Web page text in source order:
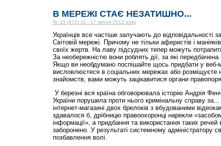
В МЕРЕЖІ СТАЄ НЕЗАТИШНО...
№ 15 (472) 11 - 17 квітня 2012 року
Українців все частіше залучають до відповідальності
Світовій мережі. Причому не тільки аферистів і
своїх жертв. На лаву підсудних тепер можуть
За необереж­ністю вони роблять дії, за які передбачена
Якщо ви необдумано поспішайте щось придбати у веб-
висловлюєтеся в соціальних мережах або розміщуєте
знайомств, вами можуть зацікавитися органи
У березні вся країна обговорювала історію Андрія
України порушила проти нього кримінальну справу
інтернет-магазині двох брелоків з вбудованими
здавалося б, дрібницю правоохоронці нарекли
інформації», а придбання та використання таких речей
заборонено. У результаті системному адміністратору
позбавлення волі.